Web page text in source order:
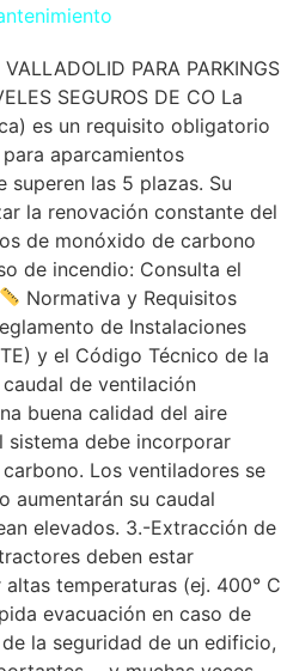
PARA PARKINGS
SEGUROS DE CO La
es un requisito obligatorio
aparcamientos
superen las 5 plazas. Su
la renovación constante del
de monóxido de carbono
de incendio: Consulta el
Normativa y Requisitos
de Instalaciones
y el Código Técnico de la
de ventilación
buena calidad del aire
sistema debe incorporar
Los ventiladores se
aumentarán su caudal
elevados. 3.-Extracción de
deben estar
temperaturas (ej. 400° C
evacuación en caso de
la seguridad de un edificio,